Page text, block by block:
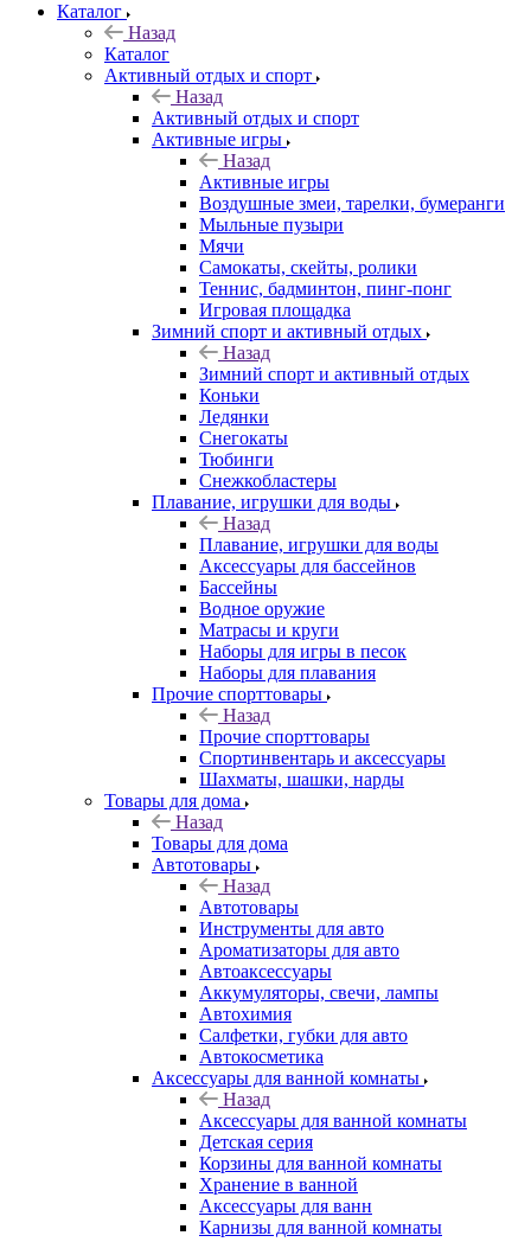
Каталог
Назад
Каталог
Активный отдых и спорт
Назад
Активный отдых и спорт
Активные игры
Назад
Активные игры
Воздушные змеи, тарелки, бумеранги
Мыльные пузыри
Мячи
Самокаты, скейты, ролики
Теннис, бадминтон, пинг-понг
Игровая площадка
Зимний спорт и активный отдых
Назад
Зимний спорт и активный отдых
Коньки
Ледянки
Снегокаты
Тюбинги
Снежкобластеры
Плавание, игрушки для воды
Назад
Плавание, игрушки для воды
Аксессуары для бассейнов
Бассейны
Водное оружие
Матрасы и круги
Наборы для игры в песок
Наборы для плавания
Прочие спорттовары
Назад
Прочие спорттовары
Спортинвентарь и аксессуары
Шахматы, шашки, нарды
Товары для дома
Назад
Товары для дома
Автотовары
Назад
Автотовары
Инструменты для авто
Ароматизаторы для авто
Автоаксессуары
Аккумуляторы, свечи, лампы
Автохимия
Салфетки, губки для авто
Автокосметика
Аксессуары для ванной комнаты
Назад
Аксессуары для ванной комнаты
Детская серия
Корзины для ванной комнаты
Хранение в ванной
Аксессуары для ванн
Карнизы для ванной комнаты